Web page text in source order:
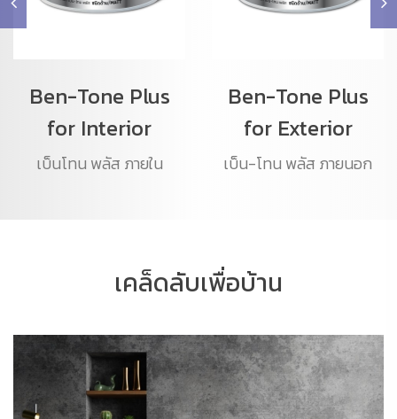
Ben-Tone Plus
for Interior
เบ็นโทน พลัส ภายใน
Ben-Tone Plus
for Exterior
เบ็น-โทน พลัส ภายนอก
เคล็ดลับเพื่อบ้าน